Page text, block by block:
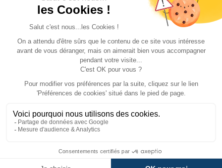
électrique CS300 29"
Rouge cadre 18'' 17Ah
Comparer
Réf : 400812 DESTOCKAGE
Vélo à assistance
électrique CS300 29"
Bleu cadre 18'' 17Ah
Comparer